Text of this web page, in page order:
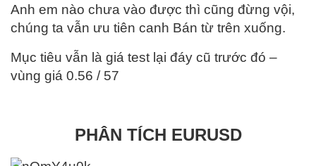
Anh em nào chưa vào được thì cũng đừng vội,
chúng ta vẫn ưu tiên canh Bán từ trên xuống.
Mục tiêu vẫn là giá test lại đáy cũ trước đó –
vùng giá 0.56 / 57
PHÂN TÍCH EURUSD